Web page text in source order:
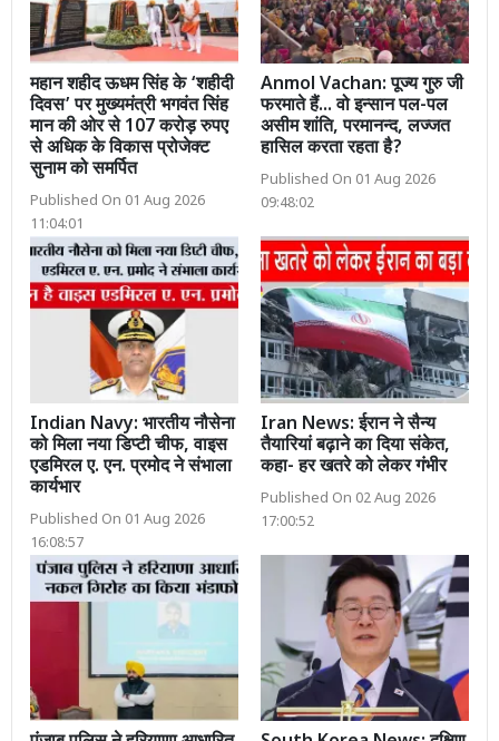
महान शहीद ऊधम सिंह के ‘शहीदी
दिवस’ पर मुख्यमंत्री भगवंत सिंह
मान की ओर से 107 करोड़ रुपए
से अधिक के विकास प्रोजेक्ट
सुनाम को समर्पित
Published On 01 Aug 2026
11:04:01
Anmol Vachan: पूज्य गुरु जी
फरमाते हैं... वो इन्सान पल-पल
असीम शांति, परमानन्द, लज्जत
हासिल करता रहता है?
Published On 01 Aug 2026
09:48:02
Indian Navy: भारतीय नौसेना
को मिला नया डिप्टी चीफ, वाइस
एडमिरल ए. एन. प्रमोद ने संभाला
कार्यभार
Published On 01 Aug 2026
16:08:57
Iran News: ईरान ने सैन्य
तैयारियां बढ़ाने का दिया संकेत,
कहा- हर खतरे को लेकर गंभीर
Published On 02 Aug 2026
17:00:52